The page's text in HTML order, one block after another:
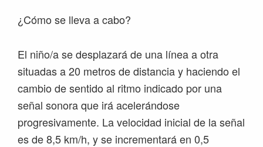
¿Cómo se lleva a cabo?
El niño/a se desplazará de una línea a otra
situadas a 20 metros de distancia y haciendo el
cambio de sentido al ritmo indicado por una
señal sonora que irá acelerándose
progresivamente. La velocidad inicial de la señal
es de 8,5 km/h, y se incrementará en 0,5